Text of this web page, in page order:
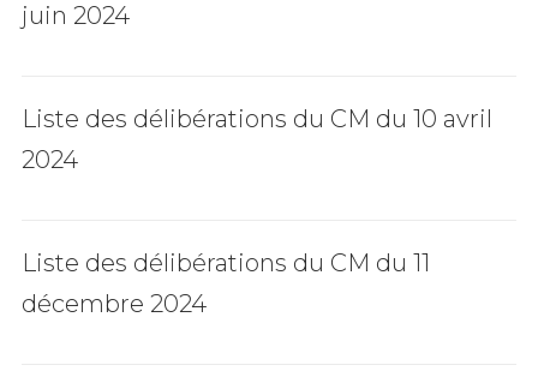
juin 2024
Liste des délibérations du CM du 10 avril
2024
Liste des délibérations du CM du 11
décembre 2024